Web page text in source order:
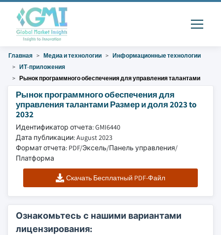
Главная Медиа и технологии
Информационные технологии
ИТ-приложения
Рынок программного обеспечения для управления талантами
Рынок программного обеспечения для
управления талантами Размер и доля 2023 to
2032
Идентификатор отчета: GMI6440
Дата публикации: August 2023
Формат отчета: PDF/Эксель/Панель управления/
Платформа
Скачать Бесплатный PDF-Файл
Ознакомьтесь с нашими вариантами
лицензирования: